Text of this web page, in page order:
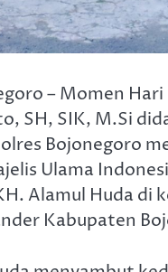
– Momen
SH, SIK, M.Si
Bojonegoro
Ulama
Alamul Huda di
Kabupaten